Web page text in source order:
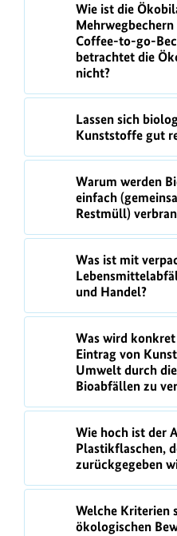
Wie ist die
Coffee-to-go-
betrachtet die
nicht?
Lassen sich
Kunststoffe gut
Warum werden
einfach
Restmüll)
Was ist mit
und Handel?
Was wird
Eintrag von
Umwelt durch
Bioabfällen zu
Wie hoch ist der
Plastikflaschen,
zurückgegeben
Welche Kriterien
ökologischen